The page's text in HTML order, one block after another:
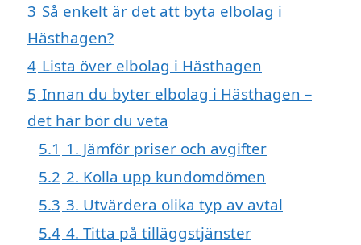
3 Så enkelt är det att byta elbolag i
Hästhagen?
4 Lista över elbolag i Hästhagen
5 Innan du byter elbolag i Hästhagen –
det här bör du veta
5.1 1. Jämför priser och avgifter
5.2 2. Kolla upp kundomdömen
5.3 3. Utvärdera olika typ av avtal
5.4 4. Titta på tilläggstjänster